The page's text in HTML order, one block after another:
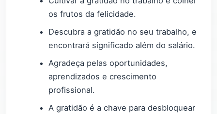
os frutos da felicidade.
Descubra a gratidão no seu trabalho, e
encontrará significado além do salário.
Agradeça pelas oportunidades,
aprendizados e crescimento
profissional.
A gratidão é a chave para desbloquear